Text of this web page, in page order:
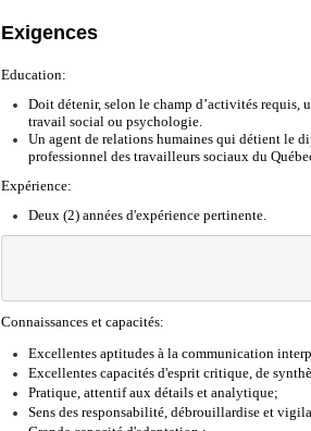
Exigences
Education:
Doit détenir, selon le champ d’activités requis,
travail social ou psychologie.
Un agent de relations humaines qui détient le
professionnel des travailleurs sociaux du
Expérience:
Deux (2) années d'expérience pertinente.
Connaissances et capacités:
Excellentes aptitudes à la communication
Excellentes capacités d'esprit critique, de
Pratique, attentif aux détails et analytique;
Sens des responsabilité, débrouillardise et